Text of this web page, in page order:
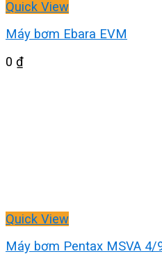
Quick View
Máy bơm Ebara EVM
0 ₫
Quick View
Máy bơm Pentax MSVA 4/